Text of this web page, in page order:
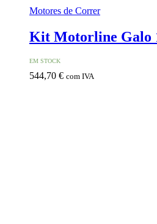
Motores de Correr
Kit Motorline Galo
EM STOCK
544,70 € com IVA